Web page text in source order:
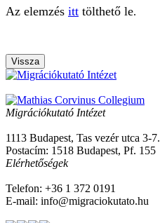
Az elemzés itt tölthető le.
Vissza
Migrációkutató Intézet
1113 Budapest, Tas vezér utca 3-7.
Postacím: 1518 Budapest, Pf. 155
Elérhetőségek
Telefon: +36 1 372 0191
E-mail: info@migraciokutato.hu